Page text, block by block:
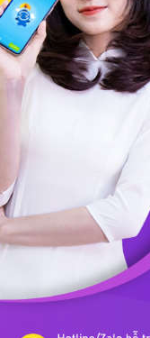
Luyện nói TOEIC IELTS